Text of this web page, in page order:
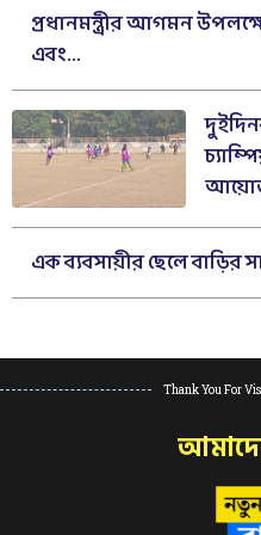
প্রধানমন্ত্রীর আগমন
এবং...
এক ব্যবসায়ীর ছেলে বাড়ির
Thank You For